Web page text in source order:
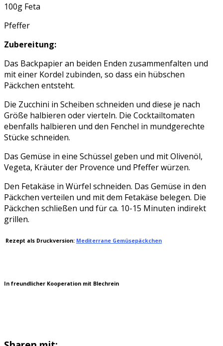
100g Feta
Pfeffer
Zubereitung:
Das Backpapier an beiden Enden zusammenfalten und
mit einer Kordel zubinden, so dass ein hübschen
Päckchen entsteht.
Die Zucchini in Scheiben schneiden und diese je nach
Größe halbieren oder vierteln. Die Cocktailtomaten
ebenfalls halbieren und den Fenchel in mundgerechte
Stücke schneiden.
Das Gemüse in eine Schüssel geben und mit Olivenöl,
Vegeta, Kräuter der Provence und Pfeffer würzen.
Den Fetakäse in Würfel schneiden. Das Gemüse in den
Päckchen verteilen und mit dem Fetakäse belegen. Die
Päckchen schließen und für ca. 10-15 Minuten indirekt
grillen.
Rezept als Druckversion: Mediterrane Gemüsepäckchen
In freundlicher Kooperation mit Blechrein